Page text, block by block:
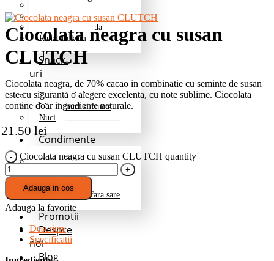
Ciocolata
Fructe in ciocolata
Jeleuri/marmelada
Rahat Lokum
Snack-
uri
Fructe deshidratate
Mix de nuci si fructe
Nuci
Condimente
Grill si Barbeque
Pentru cartofi
Professional – fara sare
Promotii
Despre
noi
Blog
Ciocolata neagra cu susan
CLUTCH
Ciocolata neagra, de 70% cacao in combinatie cu seminte de susan
este cu siguranta o alegere excelenta, cu note sublime. Ciocolata
contine doar ingrediente naturale.
21.50 lei
Ciocolata neagra cu susan CLUTCH quantity
Adauga in cos
Adauga la favorite
Descriere
Specificatii